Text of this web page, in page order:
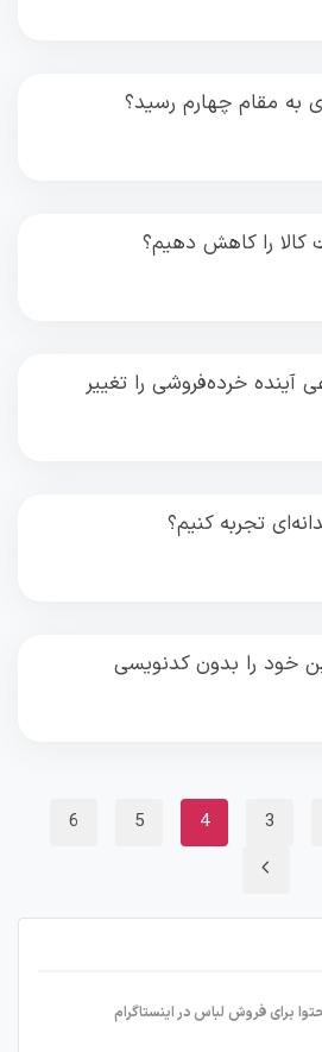
به مقام چهارم رسید؟
کالا را کاهش دهیم؟
خرده‌فروشی را تغییر
تجربه کنیم؟
خود را بدون کدنویسی
3
4
5
6
برای فروش لباس در اینستاگرام